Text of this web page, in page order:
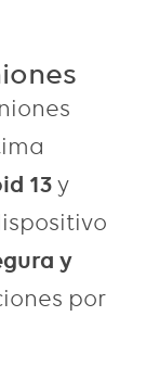
13y
y
por